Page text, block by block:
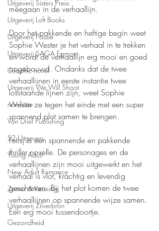
Uitgeverij Sisters Press
Uitgeverij Loft Books
Uitgeverij Passie
Uitgeverij SAGA Egmont
Graphic novel
Uitgeverij We Will Shoot
non-fictie
Van Driel Publishing
S2 Uitgevers
Young Adult
New Adult Romance
Zomer & Keuning
Uitgeverij Zilverbron
Gezondheid
meegaan in de verhaallijn.
Door het pakkende en heftige begin weet
Sophie Wester je het verhaal in te trekken
en wordt de verhaallijn erg mooi en goed
opgebouwd. Ondanks dat de twee
verhaallijnen in eerste instantie twee
losstaande lijnen zijn, weet Sophie
Wester ze tegen het einde met een super
spannend plot samen te brengen.
Fetisj is een spannende en pakkende
thriller novelle. De personages en de
verhaallijnen zijn mooi uitgewerkt en het
verhaal is vlot, krachtig en levendig
geschreven. Bij het plot komen de twee
verhaallijnen op spannende wijze samen.
Een erg mooi tussendoortje.